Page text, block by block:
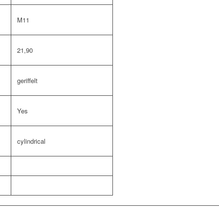
M11
21,90
geriffelt
Yes
cylindrical